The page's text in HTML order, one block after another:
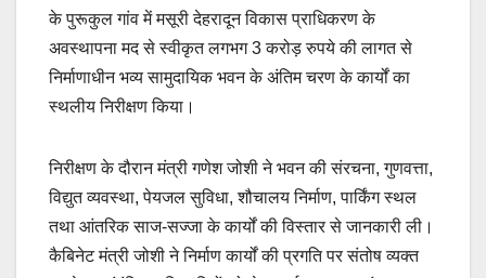
के पुरूकुल गांव में मसूरी देहरादून विकास प्राधिकरण के
अवस्थापना मद से स्वीकृत लगभग 3 करोड़ रुपये की लागत से
निर्माणाधीन भव्य सामुदायिक भवन के अंतिम चरण के कार्यों का
स्थलीय निरीक्षण किया।
निरीक्षण के दौरान मंत्री गणेश जोशी ने भवन की संरचना, गुणवत्ता,
विद्युत व्यवस्था, पेयजल सुविधा, शौचालय निर्माण, पार्किंग स्थल
तथा आंतरिक साज-सज्जा के कार्यों की विस्तार से जानकारी ली।
कैबिनेट मंत्री जोशी ने निर्माण कार्यों की प्रगति पर संतोष व्यक्त